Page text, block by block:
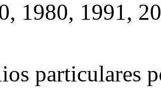
1980, 1991,
particulares